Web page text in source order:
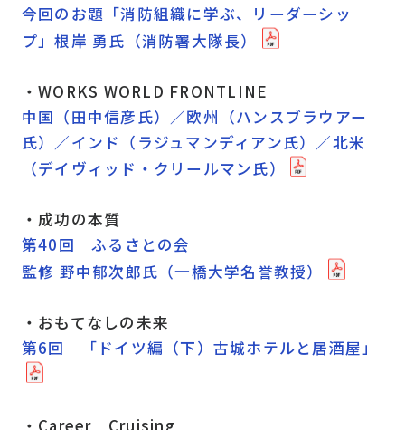
今回のお題「消防組織に学ぶ、リーダーシッ
プ」根岸 勇氏（消防署大隊長）
・WORKS WORLD FRONTLINE
中国（田中信彦氏）／欧州（ハンスブラウアー
氏）／インド（ラジュマンディアン氏）／北米
（デイヴィッド・クリールマン氏）
・成功の本質
第40回 ふるさとの会
監修 野中郁次郎氏（一橋大学名誉教授）
・おもてなしの未来
第6回 「ドイツ編（下）古城ホテルと居酒屋」
・Career Cruising